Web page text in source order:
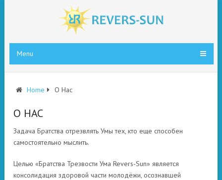
Menu
Home О Нас
О НАС
Задача Братства отрезвлять Умы тех, кто еще способен
самостоятельно мыслить.
Целью «Братства Трезвости Ума Revers-Sun» является
консолидация здоровой части молодёжи, осознавшей